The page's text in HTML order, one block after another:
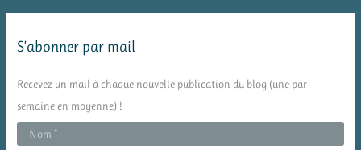
rS’abonner par mail
Recevez un mail à chaque nouvelle publication du blog (une par
semaine en moyenne) !